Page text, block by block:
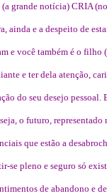
grande notícia) CRIA
ainda e a despeito de
e você também é o
e ter dela atenção,
do seu desejo pessoal.
o futuro,
que estão a
se pleno e seguro só
de abandono e